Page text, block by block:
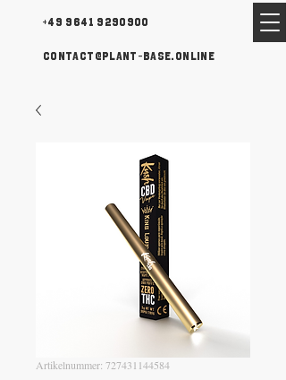
+49 9641 9290900
contact@plant-base.online
Artikelnummer: 727431144584